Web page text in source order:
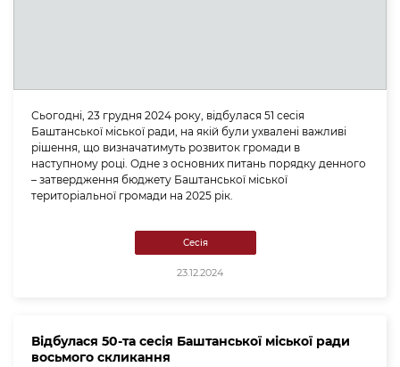
Сьогодні, 23 грудня 2024 року, відбулася 51 сесія
Баштанської міської ради, на якій були ухвалені важливі
рішення, що визначатимуть розвиток громади в
наступному році. Одне з основних питань порядку денного
– затвердження бюджету Баштанської міської
територіальної громади на 2025 рік.
Сесія
23.12.2024
Відбулася 50-та сесія Баштанської міської ради
восьмого скликання